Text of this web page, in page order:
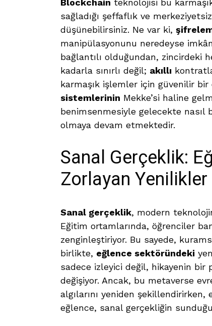
sağladığı şeffaflık ve
düşünebilirsiniz. Ne var ki,
manipülasyonunu neredeyse
bağlantılı olduğundan, zincirdeki
kadarla sınırlı değil; akıllı
karmaşık işlemler için güvenilir
sistemlerinin Mekke’si haline
benimsenmesiyle gelecekte nasıl
olmaya devam etmektedir.
Sanal Gerçeklik:
Zorlayan Yenilikler
Sanal gerçeklik, modern
Eğitim ortamlarında, öğrenciler
zenginleştiriyor. Bu sayede,
birlikte, eğlence sektöründeki
sadece izleyici değil, hikayenin bir
değişiyor. Ancak, bu metaverse
algılarını yeniden
eğlence, sanal gerçekliğin